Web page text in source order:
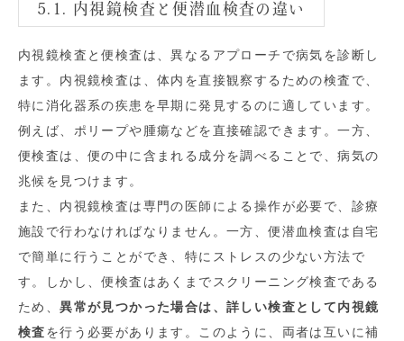
5.1. 内視鏡検査と便潜血検査の違い
内視鏡検査と便検査は、異なるアプローチで病気を診断し
ます。内視鏡検査は、体内を直接観察するための検査で、
特に消化器系の疾患を早期に発見するのに適しています。
例えば、ポリープや腫瘍などを直接確認できます。一方、
便検査は、便の中に含まれる成分を調べることで、病気の
兆候を見つけます。
また、内視鏡検査は専門の医師による操作が必要で、診療
施設で行わなければなりません。一方、便潜血検査は自宅
で簡単に行うことができ、特にストレスの少ない方法で
す。しかし、便検査はあくまでスクリーニング検査である
ため、異常が見つかった場合は、詳しい検査として内視鏡
検査を行う必要があります。このように、両者は互いに補